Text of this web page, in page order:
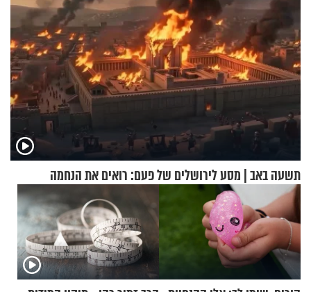
תשעה באב | מסע לירושלים של פעם: רואים את הנחמה